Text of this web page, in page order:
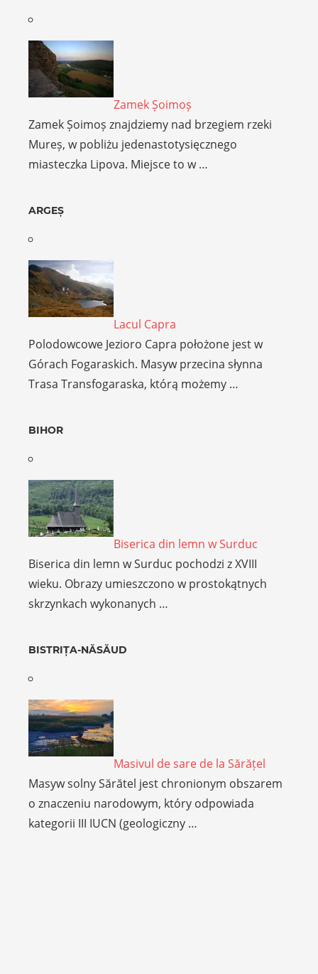
Zamek Șoimoș
Zamek Șoimoș znajdziemy nad brzegiem rzeki
Mureș, w pobliżu jedenastotysięcznego
miasteczka Lipova. Miejsce to w …
ARGEȘ
Lacul Capra
Polodowcowe Jezioro Capra położone jest w
Górach Fogaraskich. Masyw przecina słynna
Trasa Transfogaraska, którą możemy …
BIHOR
Biserica din lemn w Surduc
Biserica din lemn w Surduc pochodzi z XVIII
wieku. Obrazy umieszczono w prostokątnych
skrzynkach wykonanych …
BISTRIȚA-NĂSĂUD
Masivul de sare de la Sărățel
Masyw solny Sărătel jest chronionym obszarem
o znaczeniu narodowym, który odpowiada
kategorii III IUCN (geologiczny …